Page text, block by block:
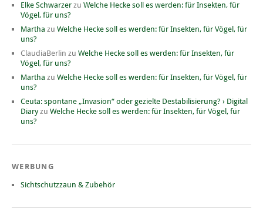
Elke Schwarzer zu Welche Hecke soll es werden: für Insekten, für
Vögel, für uns?
Martha zu Welche Hecke soll es werden: für Insekten, für Vögel, für
uns?
ClaudiaBerlin zu Welche Hecke soll es werden: für Insekten, für
Vögel, für uns?
Martha zu Welche Hecke soll es werden: für Insekten, für Vögel, für
uns?
Ceuta: spontane „Invasion“ oder gezielte Destabilisierung? › Digital
Diaryzu Welche Hecke soll es werden: für Insekten, für Vögel, für
uns?
WERBUNG
Sichtschutzzaun & Zubehör